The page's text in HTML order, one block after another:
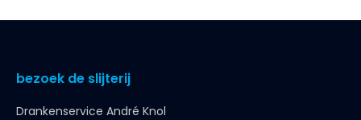
bezoek de slijterij
Drankenservice André Knol